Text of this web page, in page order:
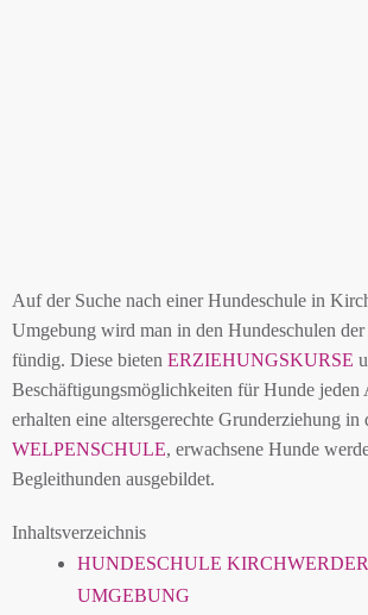
Auf der Suche nach einer Hundeschule in
Umgebung wird man in den Hundeschulen
fündig. Diese bieten ERZIEHUNGSKURSE
Beschäftigungsmöglichkeiten für Hunde jeden
erhalten eine altersgerechte Grunderziehung in
WELPENSCHULE, erwachsene Hunde
Begleithunden ausgebildet.
Inhaltsverzeichnis
HUNDESCHULE
UMGEBUNG